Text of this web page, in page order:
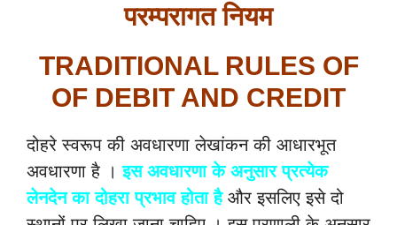
परम्परागत नियम
TRADITIONAL RULES OF
OF DEBIT AND CREDIT
दोहरे स्वरूप की अवधारणा लेखांकन की आधारभूत
अवधारणा है ।इस अवधारणा के अनुसार प्रत्येक
लेनदेन का दोहरा प्रभाव होता है और इसलिए इसे दो